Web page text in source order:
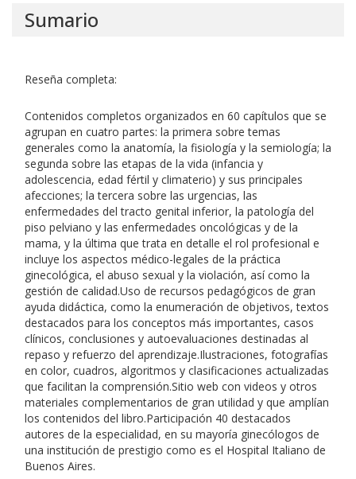
Sumario
Reseña completa:
Contenidos completos organizados en 60 capítulos que se
agrupan en cuatro partes: la primera sobre temas
generales como la anatomía, la fisiología y la semiología; la
segunda sobre las etapas de la vida (infancia y
adolescencia, edad fértil y climaterio) y sus principales
afecciones; la tercera sobre las urgencias, las
enfermedades del tracto genital inferior, la patología del
piso pelviano y las enfermedades oncológicas y de la
mama, y la última que trata en detalle el rol profesional e
incluye los aspectos médico-legales de la práctica
ginecológica, el abuso sexual y la violación, así como la
gestión de calidad.Uso de recursos pedagógicos de gran
ayuda didáctica, como la enumeración de objetivos, textos
destacados para los conceptos más importantes, casos
clínicos, conclusiones y autoevaluaciones destinadas al
repaso y refuerzo del aprendizaje.Ilustraciones, fotografías
en color, cuadros, algoritmos y clasificaciones actualizadas
que facilitan la comprensión.Sitio web con videos y otros
materiales complementarios de gran utilidad y que amplían
los contenidos del libro.Participación 40 destacados
autores de la especialidad, en su mayoría ginecólogos de
una institución de prestigio como es el Hospital Italiano de
Buenos Aires.